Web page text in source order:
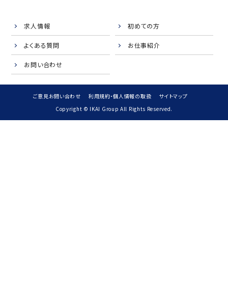
求人情報 初めての方
よくある質問 お仕事紹介
お問い合わせ
ご意見お問い合わせ 利用規約・個人情報の取扱
サイトマップ
Copyright © IKAI Group All Rights Reserved.